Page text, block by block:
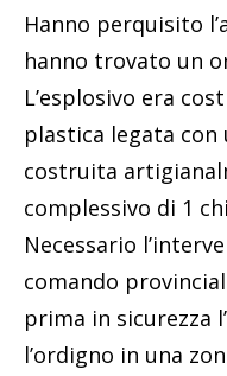
Hanno perquisito
hanno trovato un
L’esplosivo era
plastica legata
costruita
complessivo di 1
Necessario
comando
prima in sicurezza
l’ordigno in una